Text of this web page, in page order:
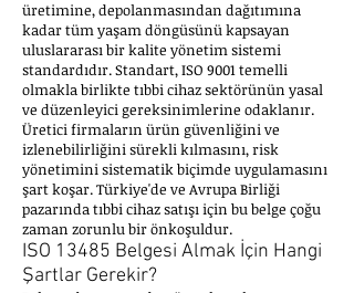
üretimine, depolanmasından dağıtımına
kadar tüm yaşam döngüsünü kapsayan
uluslararası bir kalite yönetim sistemi
standardıdır. Standart, ISO 9001 temelli
olmakla birlikte tıbbi cihaz sektörünün yasal
ve düzenleyici gereksinimlerine odaklanır.
Üretici firmaların ürün güvenliğini ve
izlenebilirliğini sürekli kılmasını, risk
yönetimini sistematik biçimde uygulamasını
şart koşar. Türkiye'de ve Avrupa Birliği
pazarında tıbbi cihaz satışı için bu belge çoğu
zaman zorunlu bir önkoşuldur.
ISO 13485 Belgesi Almak İçin Hangi
Şartlar Gerekir?